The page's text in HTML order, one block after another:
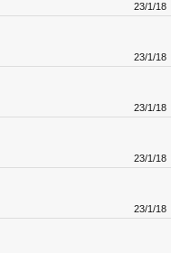
23/1/18
23/1/18
23/1/18
23/1/18
23/1/18